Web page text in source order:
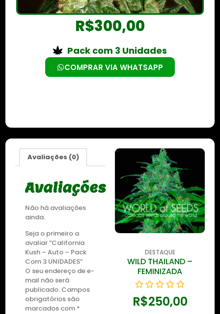
R$300,00
Pack com 3 Unidades
COMPRAR VIA WHATSAPP
Avaliações (0)
Avaliações
Não há avaliações
ainda.
Seja o primeiro a
avaliar “California
Kush – Auto – Pack
Com 3 UNIDADES”
O seu endereço de e-
mail não será
publicado. Campos
obrigatórios são
marcados com *
DESTAQUE
WILD THAILAND
RYDER
R$250,00
DESTAQUE
WILD THAILAND –
FEMINIZADA
R$250,00